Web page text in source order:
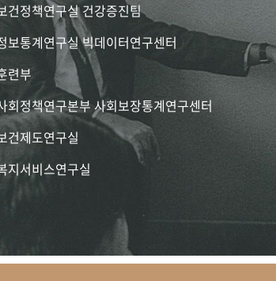
건정책연구실 건강증진팀
보통계연구실 빅데이터연구센터
련부
회정책연구본부 사회보장통계연구센터
건제도연구실
지서비스연구실